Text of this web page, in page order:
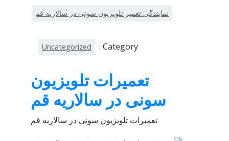
نمایندگی تعمیر تلویزیون سونی در سالاریه قم
Category :
Uncategorized
تعمیرات تلویزیون
سونی در سالاریه قم
تعمیرات تلویزیون سونی در سالاریه قم